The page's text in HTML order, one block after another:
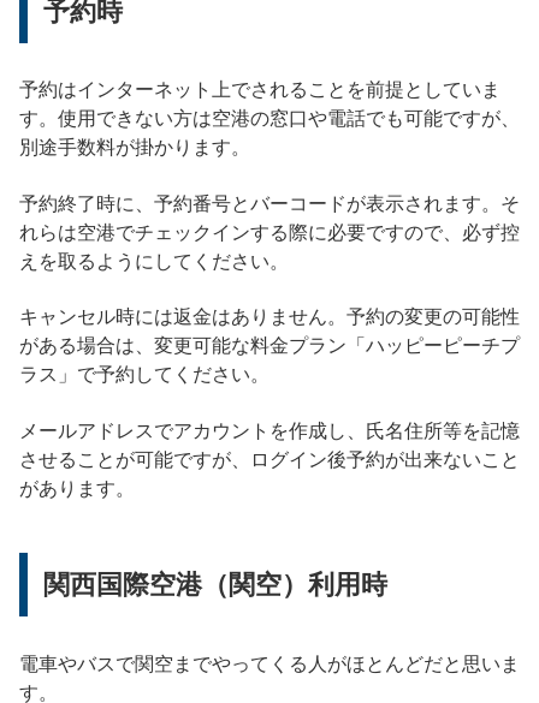
予約時
予約はインターネット上でされることを前提としていま
す。使用できない方は空港の窓口や電話でも可能ですが、
別途手数料が掛かります。
予約終了時に、予約番号とバーコードが表示されます。そ
れらは空港でチェックインする際に必要ですので、必ず控
えを取るようにしてください。
キャンセル時には返金はありません。予約の変更の可能性
がある場合は、変更可能な料金プラン「ハッピーピーチプ
ラス」で予約してください。
メールアドレスでアカウントを作成し、氏名住所等を記憶
させることが可能ですが、ログイン後予約が出来ないこと
があります。
関西国際空港（関空）利用時
電車やバスで関空までやってくる人がほとんどだと思いま
す。